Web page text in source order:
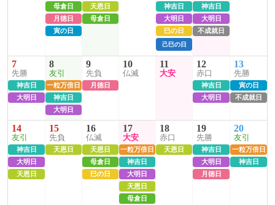
母倉日
月徳日
寅の日
天恩日
母倉日
神吉日
大明日
巳の日
己巳の日
神吉日
大明日
不成就日
7
先勝
神吉日
大明日
8
友引
一粒万倍日
神吉日
大明日
9
先負
月徳日
10
仏滅
11
大安
12
赤口
神吉日
大明日
13
先勝
寅の日
不成就日
14
友引
神吉日
大明日
天恩日
15
先負
天恩日
16
仏滅
天恩日
母倉日
巳の日
17
大安
一粒万倍日
神吉日
大明日
天恩日
母倉日
18
赤口
天恩日
19
先勝
神吉日
大明日
月徳日
20
友引
一粒万倍日
神吉日